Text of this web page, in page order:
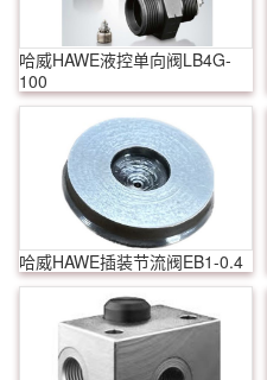
哈威HAWE液控单向阀LB4G-
100
哈威HAWE插装节流阀EB1-0.4